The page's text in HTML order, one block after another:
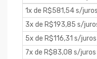
1x de R$581,54 s/juros
3x de R$193,85 s/
5x de R$116,31 s/juros
7x de R$83,08 s/juros